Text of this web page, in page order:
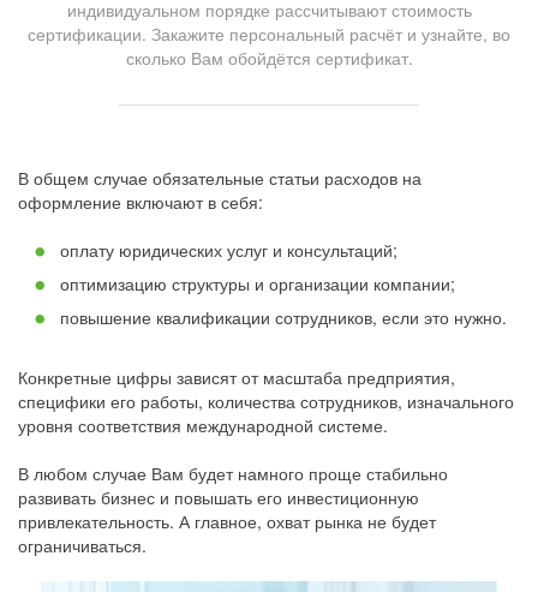
индивидуальном порядке рассчитывают стоимость
сертификации. Закажите персональный расчёт и узнайте, во
сколько Вам обойдётся сертификат.
В общем случае обязательные статьи расходов на
оформление включают в себя:
оплату юридических услуг и консультаций;
оптимизацию структуры и организации компании;
повышение квалификации сотрудников, если это нужно.
Конкретные цифры зависят от масштаба предприятия,
специфики его работы, количества сотрудников, изначального
уровня соответствия международной системе.
В любом случае Вам будет намного проще стабильно
развивать бизнес и повышать его инвестиционную
привлекательность. А главное, охват рынка не будет
ограничиваться.